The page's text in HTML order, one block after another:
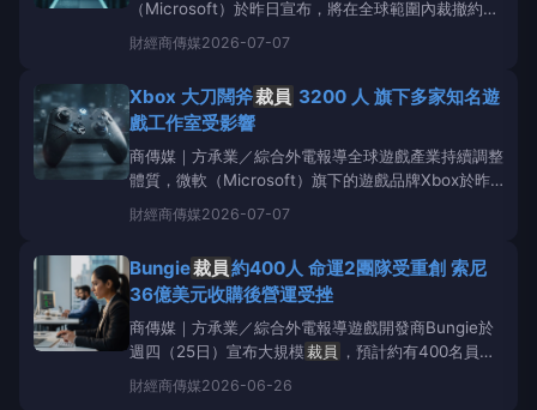
（Microsoft）於昨日宣布，將在全球範圍內裁撤約
4,800個職位，佔其全球員工總數約2%。這項大規模
重組旨在降低營運成本，並加速其在人工智慧（AI）領
戲業務影響尤為劇烈，預計將有
財經商傳媒2026-07-07
Xbox 大刀闊斧裁員 3200 人 旗下多家知名遊
戲工作室受影響
商傳媒｜方承業／綜合外電報導全球遊戲產業持續調整
體質，微軟（Microsoft）旗下的遊戲品牌Xbox於昨
日（7月6日）宣布大規模
工，佔組織總人數約20%。此次重組行動不僅導致多
售或轉型。根據《Ga
財經商傳媒2026-07-07
Bungie裁員約400人 命運2團隊受重創 索尼
36億美元收購後營運受挫
商傳媒｜方承業／綜合外電報導遊戲開發商Bungie於
週四（25日）宣布大規模裁員
，預計約有400名員工
受到影響，
（Destiny2）開發團隊的大部分成員，以及部分
財經商傳媒2026-06-26